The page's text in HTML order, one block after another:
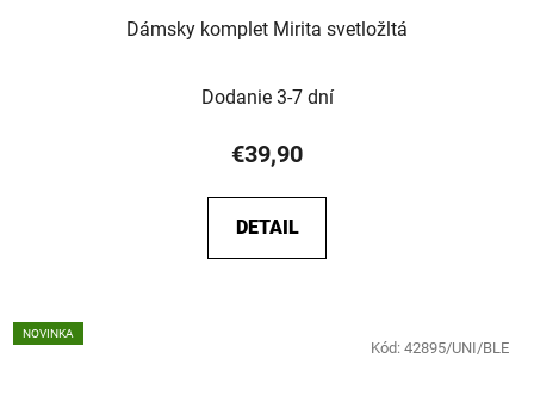
Dámsky komplet Mirita svetložltá
Dodanie 3-7 dní
€39,90
DETAIL
NOVINKA
Kód: 42895/UNI/BLE